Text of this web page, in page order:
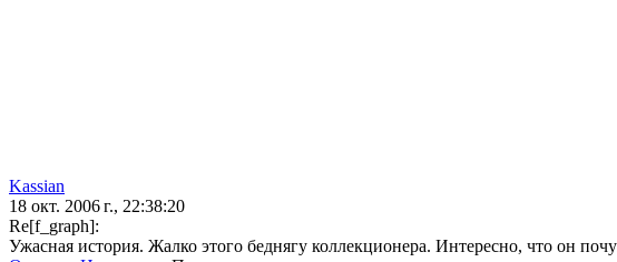
Kassian
18 окт. 2006 г., 22:38:20
Re[f_graph]:
Ужасная история. Жалко этого беднягу коллекционера. Интересно, что он